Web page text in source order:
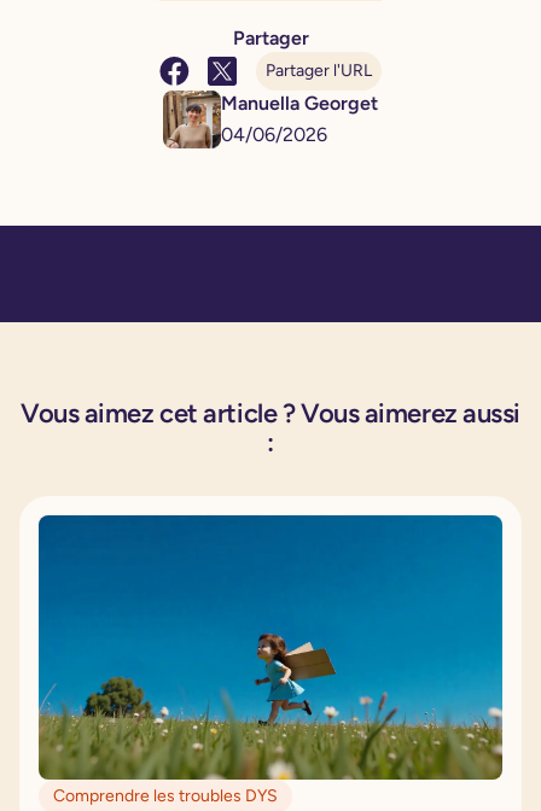
Partager
Partager l'URL
Manuella Georget
04/06/2026
Vous aimez cet article ? Vous aimerez aussi
:
Comprendre les troubles DYS